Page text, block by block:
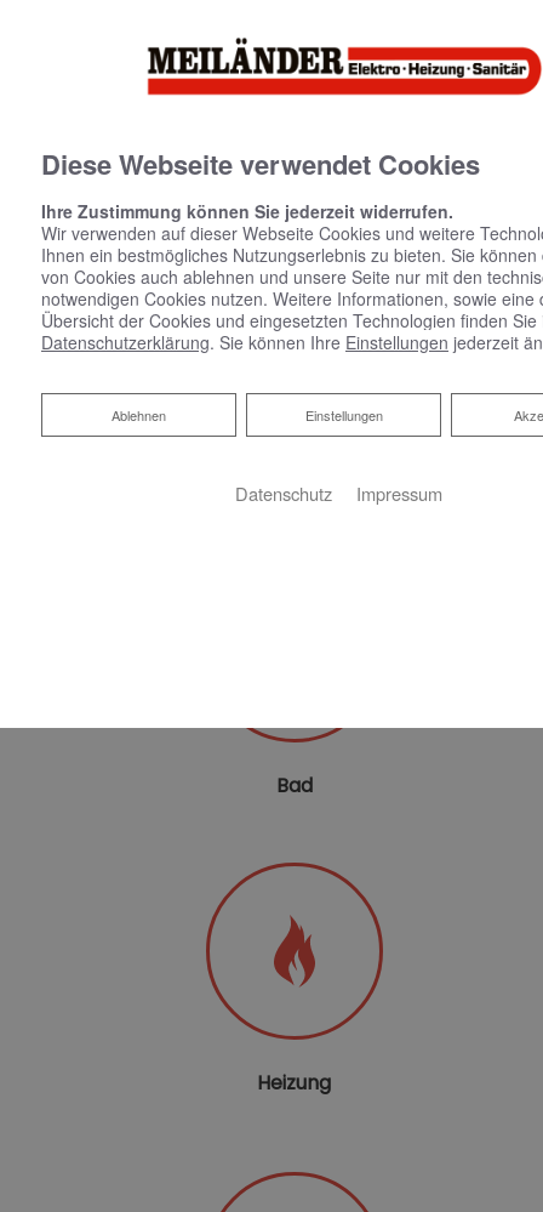
STILVOLLE
DESIGN-
HEIZKÖRPER
Bad
Heizung
Diese Webseite verwendet Cookies
Ihre Zustimmung können Sie jederzeit widerrufen.
Wir verwenden auf dieser Webseite Cookies und weitere
Ihnen ein bestmögliches Nutzungserlebnis zu bieten. Sie können
von Cookies auch ablehnen und unsere Seite nur mit den
notwendigen Cookies nutzen. Weitere Informationen, sowie eine
Übersicht der Cookies und eingesetzten Technologien finden
Datenschutzerklärung. Sie können Ihre Einstellungen jederzeit
Einstellungen
Ablehnen
Ablehnen
Datenschutz Impressum